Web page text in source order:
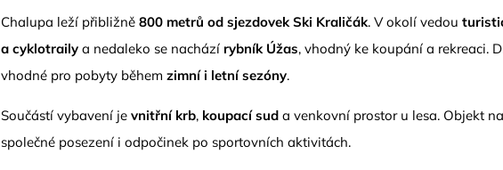
Chalupa leží přibližně800 metrů od sjezdovek Ski Kraličák. V okolí vedou
a cyklotraily a nedaleko se nachází rybník Úžas, vhodný ke koupání a rekreaci.
vhodné pro pobyty běhemzimní i letní sezóny.
Součástí vybavení jevnitřní krb, koupací sud a venkovní prostor u lesa. Objekt
společné posezení i odpočinek po sportovních aktivitách.